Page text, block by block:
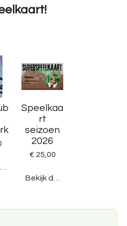
Speelkaa
rt
seizoen
2026
€ 25,00
Bekijk details